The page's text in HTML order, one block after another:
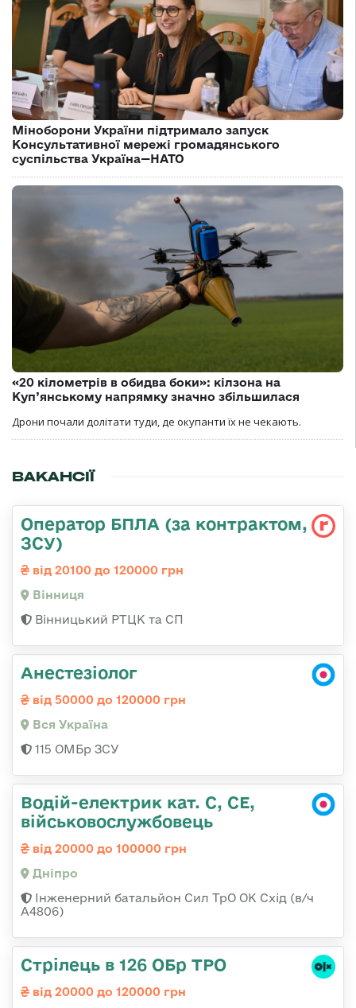
Міноборони України підтримало запуск
Консультативної мережі громадянського
суспільства Україна—НАТО
«20 кілометрів в обидва боки»: кілзона на
Куп’янському напрямку значно збільшилася
Дрони почали долітати туди, де окупанти їх не чекають.
ВАКАНСІЇ
Оператор БПЛА (за контрактом,
ЗСУ)
від 20100 до 120000 грн
Вінниця
Вінницький РТЦК та СП
Анестезіолог
від 50000 до 120000 грн
Вся Україна
115 ОМБр ЗСУ
Водій-електрик кат. С, СЕ,
військовослужбовець
від 20000 до 100000 грн
Дніпро
Інженерний батальйон Сил ТрО ОК Схід (в/ч
А4806)
Стрілець в 126 ОБр ТРО
від 20000 до 120000 грн